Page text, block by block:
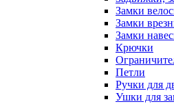
Замки
Замки
Замки
Крючки
Петли
Ручки для
Ушки для